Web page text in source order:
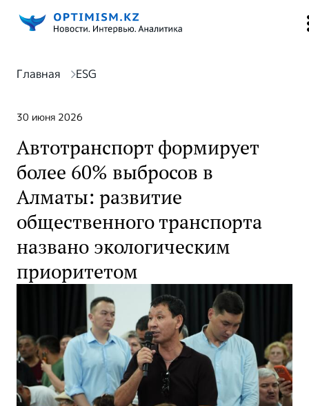
Главная ESG
30 июня 2026
Автотранспорт формирует
более 60% выбросов в
Алматы: развитие
общественного транспорта
названо экологическим
приоритетом